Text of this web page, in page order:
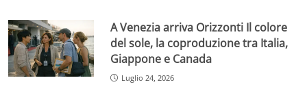
A Venezia arriva Orizzonti Il colore
del sole, la coproduzione tra Italia,
Giappone e Canada
Luglio 24, 2026